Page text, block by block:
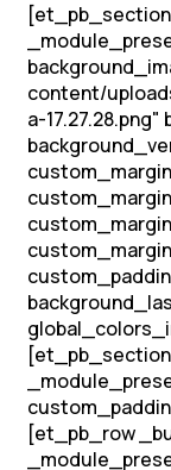
content/
a-
[et_pb_row